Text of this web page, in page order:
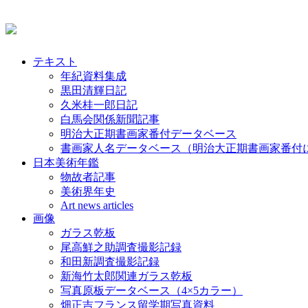
テキスト
年紀資料集成
黒田清輝日記
久米桂一郎日記
白馬会関係新聞記事
明治大正期書画家番付データベース
書画家人名データベース（明治大正期書画家番付
日本美術年鑑
物故者記事
美術界年史
Art news articles
画像
ガラス乾板
尾高鮮之助調査撮影記録
和田新調査撮影記録
新海竹太郎関連ガラス乾板
写真原板データベース（4×5カラー）
畑正吉フランス留学期写真資料